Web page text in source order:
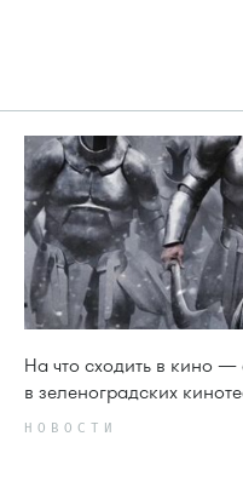
На что сходить в кино
в зеленоградских
НОВОСТИ